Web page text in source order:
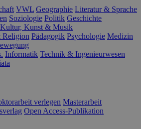
VWL Geographie Literatur & Sprache
Soziologie Politik Geschichte
Kultur, Kunst & Musik
Religion Pädagogik Psychologie Medizin
Informatik Technik & Ingenieurwesen
verlegen Masterarbeit
Open Access-Publikation